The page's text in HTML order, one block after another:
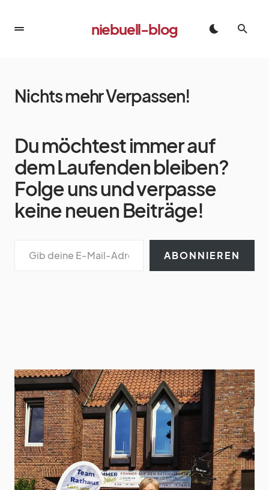
niebuell-blog
Nichts mehr Verpassen!
Du möchtest immer auf
dem Laufenden bleiben?
Folge uns und verpasse
keine neuen Beiträge!
ABONNIEREN